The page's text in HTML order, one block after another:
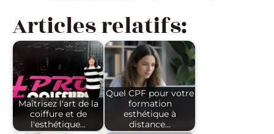
Articles relatifs:
Maîtrisez l'art de la
coiffure et de
l'esthétique…
Quel CPF pour votre
formation
esthétique à
distance…